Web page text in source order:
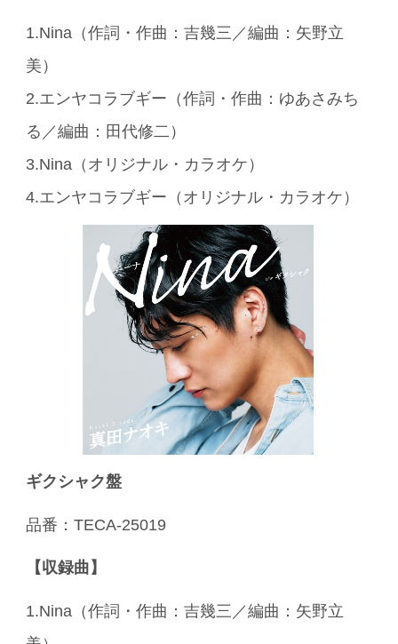
1.Nina（作詞・作曲：吉幾三／編曲：矢野立
美）
2.エンヤコラブギー（作詞・作曲：ゆあさみち
る／編曲：田代修二）
3.Nina（オリジナル・カラオケ）
4.エンヤコラブギー（オリジナル・カラオケ）
ギクシャク盤
品番：TECA-25019
【収録曲】
1.Nina（作詞・作曲：吉幾三／編曲：矢野立